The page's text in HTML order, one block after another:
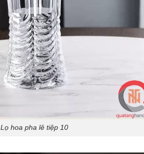
Lọ hoa pha lê tiệp 10